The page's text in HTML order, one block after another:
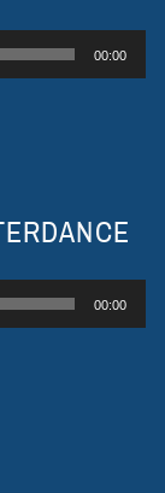
00:00
00:00